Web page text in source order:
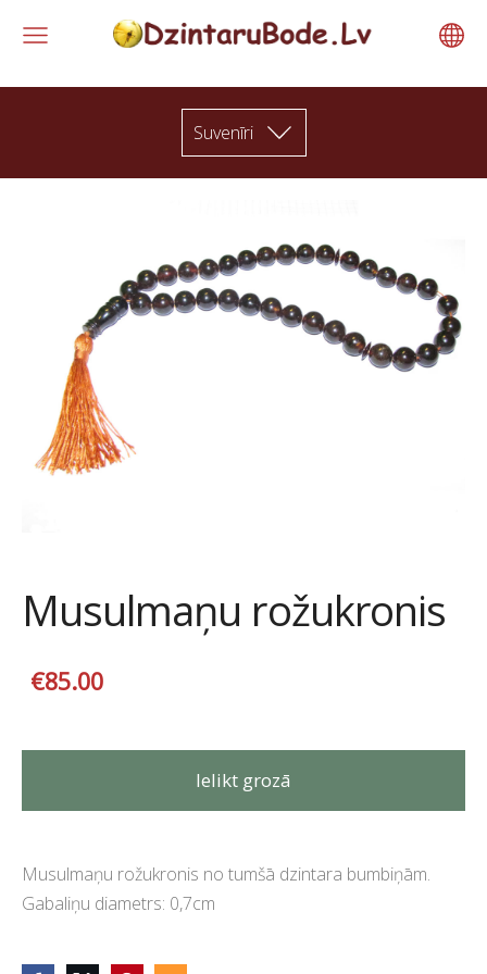
Suvenīri
Musulmaņu rožukronis
€85.00
Ielikt grozā
Musulmaņu rožukronis no tumšā dzintara bumbiņām.
Gabaliņu diametrs: 0,7cm